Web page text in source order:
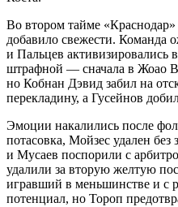
Во втором тайме
добавило свежести. Команда
и Пальцев активизировались
штрафной — сначала в Жоао
но Кобнан Дэвид забил на
перекладину, а Гусейнов
Эмоции накалились после
потасовка, Мойзес удален
и Мусаев поспорили с
удалили за вторую желтую
игравший в меньшинстве и с
потенциал, но Тороп